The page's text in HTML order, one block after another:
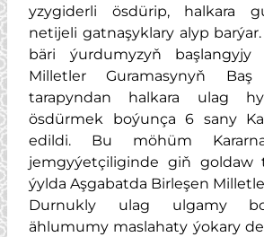
yzygiderli ösdürip, halkara
netijeli gatnaşyklary alyp
bäri ýurdumyzyň başlangyjy
Milletler Guramasynyň Baş
tarapyndan halkara ulag
ösdürmek boýunça 6 sany
edildi. Bu möhüm
jemgyýetçiliginde giň goldaw
ýylda Aşgabatda Birleşen
Durnukly ulag ulgamy
ählumumy maslahaty ýokary